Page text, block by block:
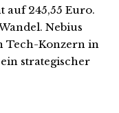
auf 245,55 Euro.
Nebius
Tech-Konzern in
strategischer